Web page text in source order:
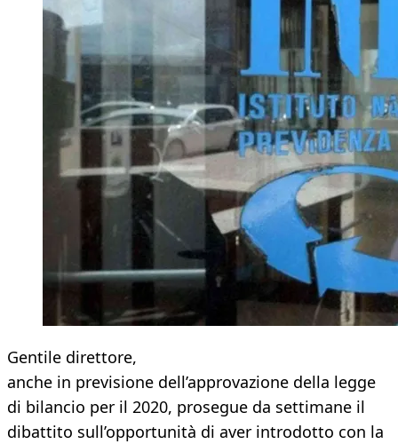
Gentile direttore,
anche in previsione dell’approvazione della legge
di bilancio per il 2020, prosegue da settimane il
dibattito sull’opportunità di aver introdotto con la